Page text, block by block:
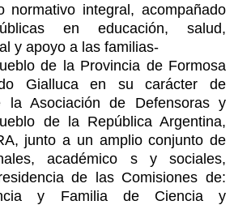
normativo integral, acompañado
en educación, salud,
y apoyo a las familias-
de la Provincia de Formosa
Gialluca en su carácter de
la Asociación de Defensoras y
de la República Argentina,
junto a un amplio conjunto de
académico s y sociales,
de las Comisiones de:
y Familia de Ciencia y